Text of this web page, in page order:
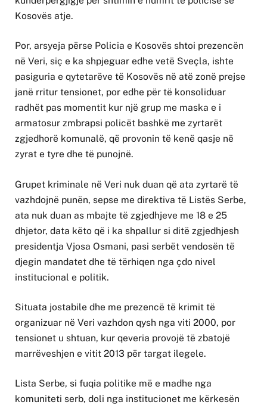
Kosovës atje.
Por, arsyeja përse Policia e Kosovës shtoi prezencën
në Veri, siç e ka shpjeguar edhe vetë Sveçla, ishte
pasiguria e qytetarëve të Kosovës në atë zonë prejse
janë rritur tensionet, por edhe për të konsoliduar
radhët pas momentit kur një grup me maska e i
armatosur zmbrapsi policët bashkë me zyrtarët
zgjedhorë komunalë, që provonin të kenë qasje në
zyrat e tyre dhe të punojnë.
Grupet kriminale në Veri nuk duan që ata zyrtarë të
vazhdojnë punën, sepse me direktiva të Listës Serbe,
ata nuk duan as mbajte të zgjedhjeve me 18 e 25
dhjetor, data këto që i ka shpallur si ditë zgjedhjesh
presidentja Vjosa Osmani, pasi serbët vendosën të
djegin mandatet dhe të tërhiqen nga çdo nivel
institucional e politik.
Situata jostabile dhe me prezencë të krimit të
organizuar në Veri vazhdon qysh nga viti 2000, por
tensionet u shtuan, kur qeveria provojë të zbatojë
marrëveshjen e vitit 2013 për targat ilegele.
Lista Serbe, si fuqia politike më e madhe nga
komuniteti serb, doli nga institucionet me kërkesën